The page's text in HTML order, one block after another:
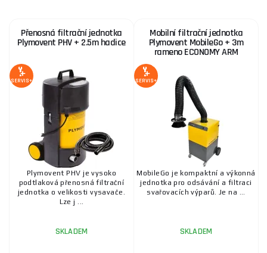
Přenosná filtrační jednotka
Plymovent PHV + 2.5m hadice
SERVIS+
Plymovent PHV je vysoko
podtlaková přenosná filtrační
jednotka o velikosti vysavače.
Lze j ...
SKLADEM
Mobilní filtrační jednotka
Plymovent MobileGo + 3m
rameno ECONOMY ARM
SERVIS+
MobileGo je kompaktní a výkonná
jednotka pro odsávání a filtraci
svařovacích výparů. Je na ...
SKLADEM